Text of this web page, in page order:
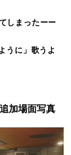
しまったーー
うに」歌うよ
加場面写真